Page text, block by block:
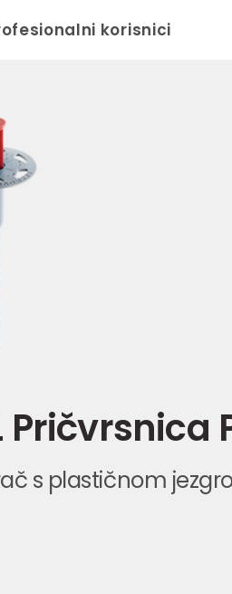
korisnici
Pričvrsnica
s plastičnom